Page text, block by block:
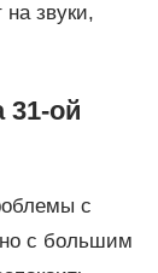
звуки,
31-ой
с
с большим